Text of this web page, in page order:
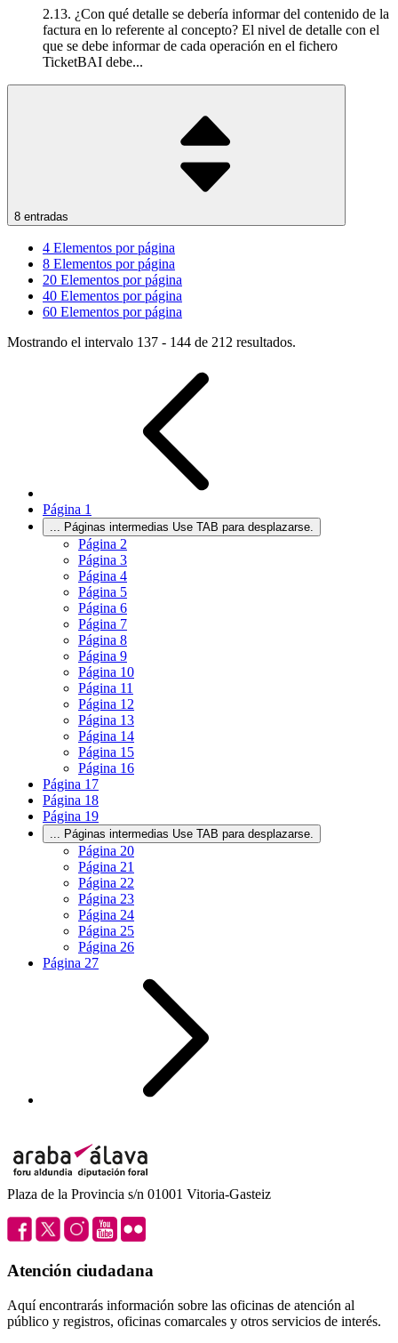
2.13. ¿Con qué detalle se debería informar del contenido de la
factura en lo referente al concepto? El nivel de detalle con el
que se debe informar de cada operación en el fichero
TicketBAI debe...
8 entradas
4 Elementos por página
8 Elementos por página
20 Elementos por página
40 Elementos por página
60 Elementos por página
Mostrando el intervalo 137 - 144 de 212 resultados.
Página 1
Páginas intermedias Use TAB para desplazarse.
Página 2
Página 3
Página 4
Página 5
Página 6
Página 7
Página 8
Página 9
Página 10
Página 11
Página 12
Página 13
Página 14
Página 15
Página 16
Página 17
Página 18
Página 19
Páginas intermedias Use TAB para desplazarse.
Página 20
Página 21
Página 22
Página 23
Página 24
Página 25
Página 26
Página 27
Plaza de la Provincia s/n 01001 Vitoria-Gasteiz
Atención ciudadana
Aquí encontrarás información sobre las oficinas de atención al
público y registros, oficinas comarcales y otros servicios de interés.